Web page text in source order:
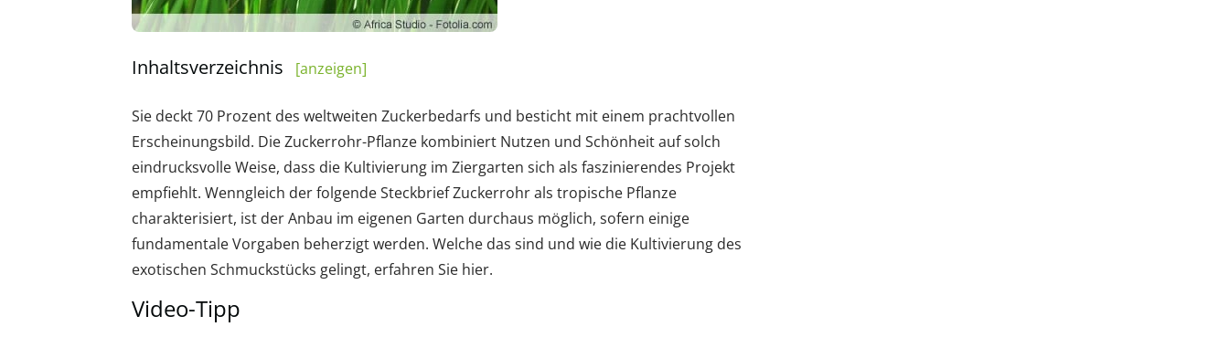
Inhaltsverzeichnis [anzeigen]
Sie deckt 70 Prozent des weltweiten Zuckerbedarfs und besticht mit einem prachtvollen
Erscheinungsbild. Die Zuckerrohr-Pflanze kombiniert Nutzen und Schönheit auf solch
eindrucksvolle Weise, dass die Kultivierung im Ziergarten sich als faszinierendes Projekt
empfiehlt. Wenngleich der folgende Steckbrief Zuckerrohr als tropische Pflanze
charakterisiert, ist der Anbau im eigenen Garten durchaus möglich, sofern einige
fundamentale Vorgaben beherzigt werden. Welche das sind und wie die Kultivierung des
exotischen Schmuckstücks gelingt, erfahren Sie hier.
Video-Tipp